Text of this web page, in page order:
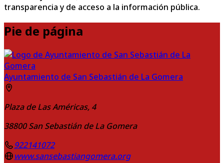
transparencia y de acceso a la información pública.
Pie de página
Ayuntamiento de San Sebastián de La Gomera
Plaza de Las Américas, 4
38800 San Sebastián de La Gomera
922141072
www.sansebastiangomera.org